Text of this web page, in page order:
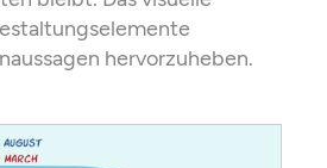
hervorzuheben.